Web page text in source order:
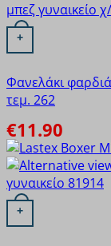
+
Αυτό το προϊόν
Φανελάκι
τεμ. 262
€11.90
+
Αυτό το προϊόν